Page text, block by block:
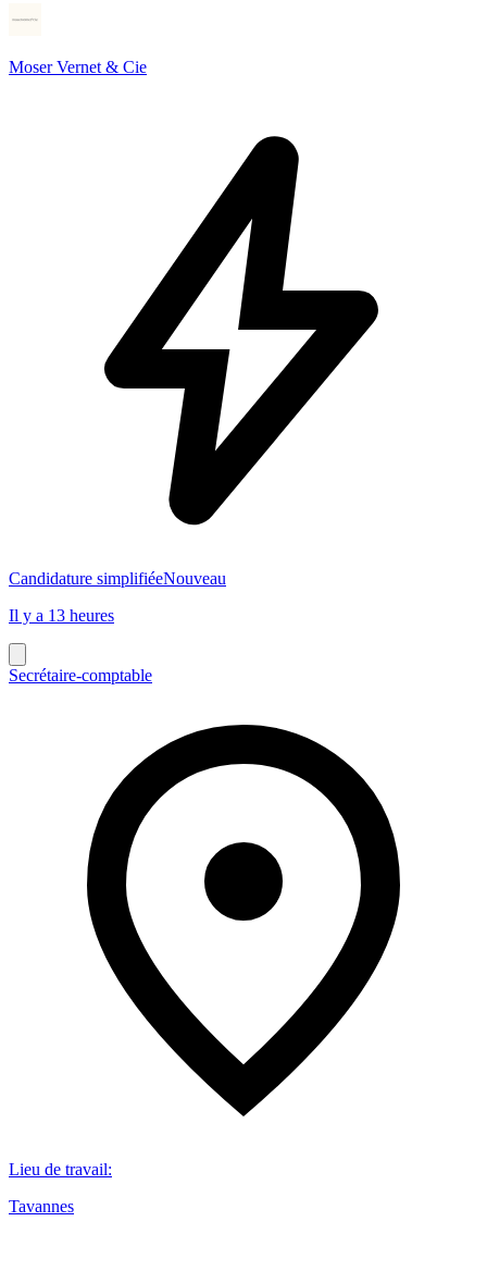
Moser Vernet & Cie
Candidature simplifiéeNouveau
Il y a 13 heures
Secrétaire-comptable
Lieu de travail:
Tavannes